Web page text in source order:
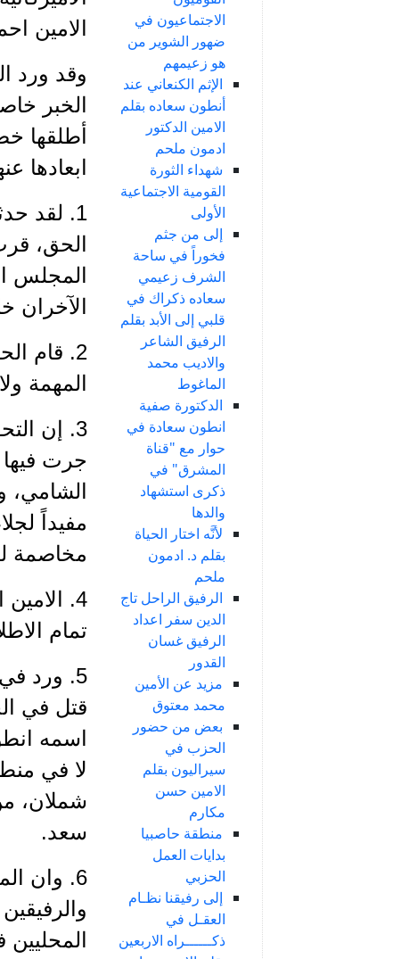
الاجتماعيون في
ضهور الشوير من
هو زعيمهم
الإثم الكنعاني عند
أنطون سعاده بقلم
الامين الدكتور
ادمون ملحم
شهداء الثورة
القومية الاجتماعية
الأولى
إلى من جثم
فخوراً في ساحة
الشرف زعيمي
سعاده ذكراك في
قلبي إلى الأبد بقلم
الرفيق الشاعر
والاديب محمد
الماغوط
الدكتورة صفية
انطون سعادة في
حوار مع "قناة
المشرق" في
ذكرى استشهاد
والدها
لأنَّه اختار الحياة
بقلم د. ادمون
ملحم
الرفيق الراحل تاج
الدين سفر اعداد
الرفيق غسان
القدور
مزيد عن الأمين
محمد معتوق
بعض من حضور
الحزب في
سيراليون بقلم
الامين حسن
مكارم
منطقة حاصبيا
بدايات العمل
الحزبي
إلى رفيقنا نظـام
العقـل في
ذكــــــراه الاربعين
الامين
وقد ورد
الخبر
أطلقها
ابعادها
1. لقد
الحق،
المجلس
الآخران
2. قام
المهمة
3. إن
جرت فيها
مفيداً
مخاصمة
4.
تمام
5. ورد
قتل في
اسمه
لا في
شملان،
سعد.
6. وان